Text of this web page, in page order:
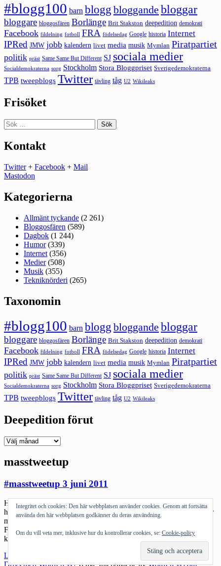
#blogg100 barn blogg bloggande bloggar
bloggare bloggosfären Borlänge Brit Stakston deepedition demokrati
Facebook fildelning fotboll FRA födelsedag Google historia Internet
IPRed JMW jobb kalendern livet media musik Mymlan Piratpartiet
politik präst Same Same But Different SJ sociala medier
Socialdemokraterna sorg Stockholm Stora Bloggpriset Sverigedemokraterna
TPB tweepblogs Twitter tävling tåg U2 Wikileaks
Frisöket
Sök
efter:
Kontakt
Twitter+ Facebook + Mail
Mastodon
Kategorierna
Allmänt tyckande (2 261)
Bloggosfären (589)
Dagbok (1 244)
Humor(339)
Internet (356)
Medier(508)
Musik (355)
Tekniknörderi (265)
Taxonomin
#blogg100 barn blogg bloggande bloggar
bloggare bloggosfären Borlänge Brit Stakston deepedition demokrati
Facebook fildelning fotboll FRA födelsedag Google historia Internet
IPRed JMW jobb kalendern livet media musik Mymlan Piratpartiet
politik präst Same Same But Different SJ sociala medier
Socialdemokraterna sorg Stockholm Stora Bloggpriset Sverigedemokraterna
TPB tweepblogs Twitter tävling tåg U2 Wikileaks
Deepedition förut
Deepedition
masstweetup
#masstweetup 3 juni 2011
Hittar hos Kontaktmannen (börja blogga igen för fan!) @diablosth
har en idé. ”Twitter används för allt. Att tycka och tänka. Man delar
med sig man upplever. Detta görs i en liten ruta på 140 st tecken.
Folk ler, ryser, förvånas, skrattar. Twitter skapar hos oss alla de
känslor som finns att nämna. Twitter svarar på […]
Läs mer
3
Drivs med WordPress |Tema: Intergalactic avWordPress.com.
Integritet och cookies: Den här webbplatsen använder cookies. Genom att fortsätta
använda den här webbplatsen godkänner du deras användning.
Om du vill veta mer, inklusive hur du kontrollerar cookies, se: Cookie-policy